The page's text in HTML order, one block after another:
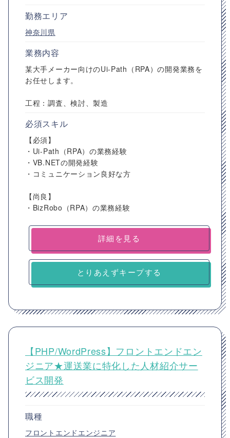
勤務エリア
神奈川県
業務内容
某大手メーカー向けのUi-Path（RPA）の開発業務を
お任せします。
工程：調査、検討、製造
必須スキル
【必須】
・Ui-Path（RPA）の業務経験
・VB.NETの開発経験
・コミュニケーション良好な方
【尚良】
・BizRobo（RPA）の業務経験
詳細を見る
とりあえずキープする
【PHP/WordPress】フロントエンドエン
ジニア★運送業に特化した人材紹介サー
ビス開発
職種
フロントエンドエンジニア